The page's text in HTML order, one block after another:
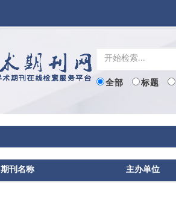
全部 标题
期刊名称 主办单位